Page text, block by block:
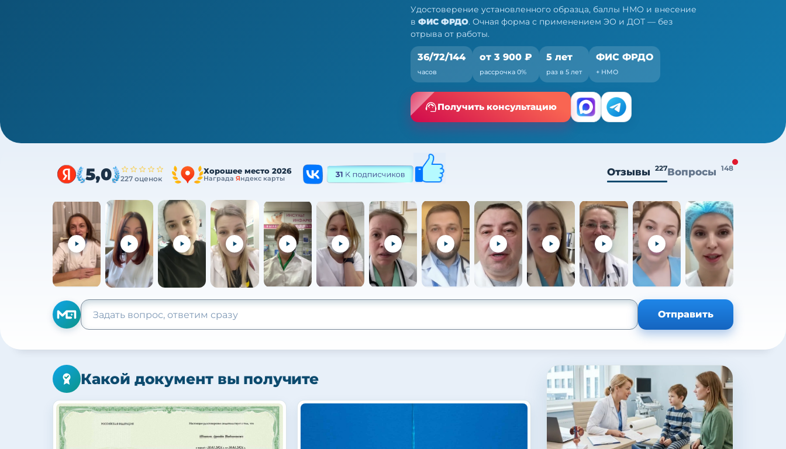
Удостоверение установленного образца, баллы НМО и внесение
в ФИС ФРДО. Очная форма с применением ЭО и ДОТ — без
отрыва от работы.
36/72/144
часов
от 3 900 ₽
рассрочка 0%
5 лет
раз в 5 лет
ФИС ФРДО
+ НМО
Получить консультацию
5,0 227 оценок
Хорошее место 2026
НаградаЯндекс карты
Отзывы 227Вопросы 148
Отправить
Какой документ вы получите